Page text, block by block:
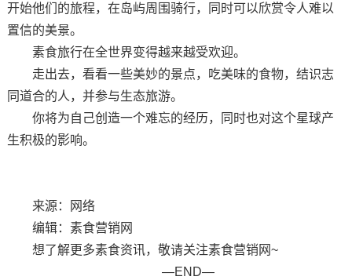
开始他们的旅程，在岛屿周围骑行，同时可以欣赏令人难以
置信的美景。
素食旅行在全世界变得越来越受欢迎。
走出去，看看一些美妙的景点，吃美味的食物，结识志
同道合的人，并参与生态旅游。
你将为自己创造一个难忘的经历，同时也对这个星球产
生积极的影响。
来源：网络
编辑：素食营销网
想了解更多素食资讯，敬请关注素食营销网~
—END—